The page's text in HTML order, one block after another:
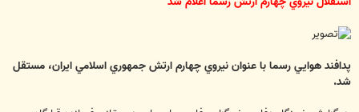
پدافند هوايي رسما با عنوان نيروي چهارم ارتش جمهوري اسلامي ايران، مستقل
شد.